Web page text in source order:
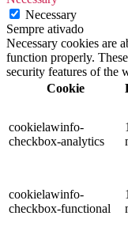
Necessary
Sempre ativado
Necessary cookies are
function properly.
security features of the
Cookie
cookielawinfo-
checkbox-analytics
cookielawinfo-
checkbox-functional